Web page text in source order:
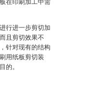
在印刷加工中需
行进一步剪切加
且剪切效果不
针对现有的结构
用纸板剪切装
的。